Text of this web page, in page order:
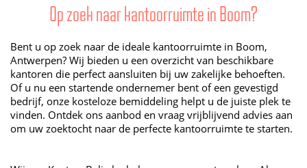
Op zoek naar kantoorruimte in Boom?
Bent u op zoek naar de ideale kantoorruimte in Boom,
Antwerpen? Wij bieden u een overzicht van beschikbare
kantoren die perfect aansluiten bij uw zakelijke behoeften.
Of u nu een startende ondernemer bent of een gevestigd
bedrijf, onze kosteloze bemiddeling helpt u de juiste plek te
vinden. Ontdek ons aanbod en vraag vrijblijvend advies aan
om uw zoektocht naar de perfecte kantoorruimte te starten.